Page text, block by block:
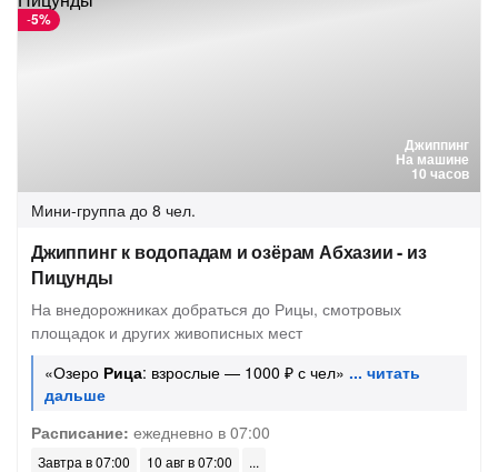
Джиппинг
На машине
10 часов
-5%
Мини-группа до 8 чел.
Джиппинг к водопадам и озёрам Абхазии - из
Пицунды
На внедорожниках добраться до Рицы, смотровых
площадок и других живописных мест
«Озеро Рица: взрослые — 1000 ₽ с чел»
Расписание: ежедневно в 07:00
Завтра в 07:00 10 авг в 07:00